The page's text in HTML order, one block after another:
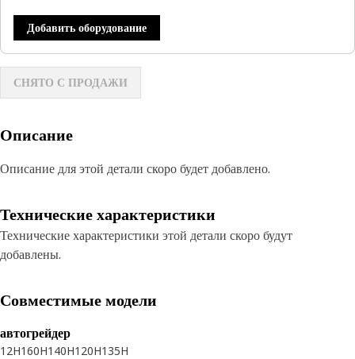
Добавить оборудование
СНЯТО С ПРОДАЖИ
Описание
Описание для этой детали скоро будет добавлено.
Технические характеристики
Технические характеристики этой детали скоро будут
добавлены.
Совместимые модели
автогрейдер
12H160H140H120H135H